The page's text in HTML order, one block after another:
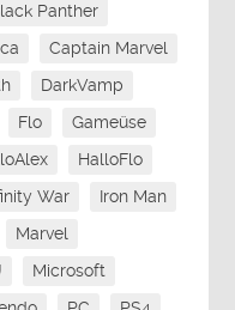
Panther
Captain Marvel
DarkVamp
Flo
Gameüse
HalloFlo
War
Iron Man
Marvel
Microsoft